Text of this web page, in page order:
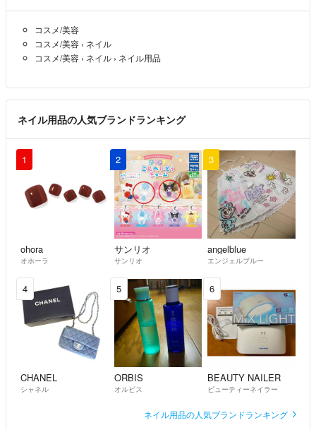
コスメ/美容
コスメ/美容 › ネイル
コスメ/美容 › ネイル › ネイル用品
ネイル用品の人気ブランドランキング
1
ohora
オホーラ
2
サンリオ
サンリオ
3
angelblue
エンジェルブルー
4
CHANEL
シャネル
5
ORBIS
オルビス
6
BEAUTY NAILER
ビューティーネイラー
ネイル用品の人気ブランドランキング